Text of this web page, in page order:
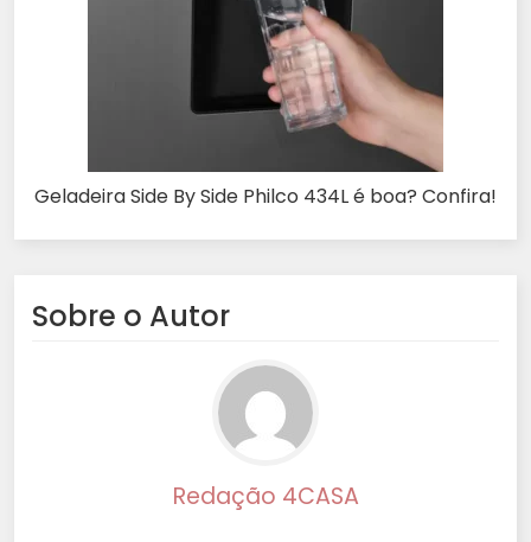
Geladeira Side By Side Philco 434L é boa? Confira!
Sobre o Autor
Redação 4CASA